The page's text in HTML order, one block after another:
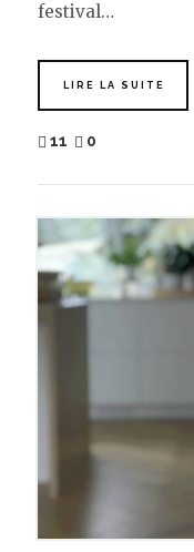
festival…
LIRE LA SUITE
11 0